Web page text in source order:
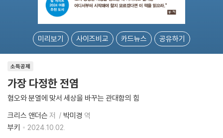
미리보기 사이즈비교 카드뉴스 공유하기
소득공제
가장 다정한 전염
혐오와 분열에 맞서 세상을 바꾸는 관대함의 힘
크리스 앤더슨 저 박미경 역
부키
2024.10.02.